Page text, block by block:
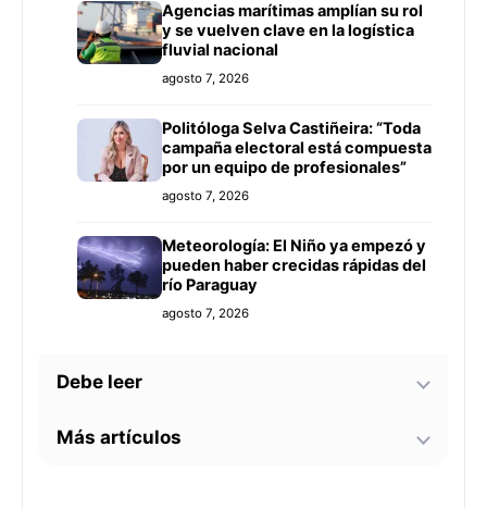
Agencias marítimas amplían su rol
y se vuelven clave en la logística
fluvial nacional
agosto 7, 2026
Politóloga Selva Castiñeira: “Toda
campaña electoral está compuesta
por un equipo de profesionales”
agosto 7, 2026
Meteorología: El Niño ya empezó y
pueden haber crecidas rápidas del
río Paraguay
agosto 7, 2026
Debe leer
Tecnología y BIM ganan terreno en
Más artículos